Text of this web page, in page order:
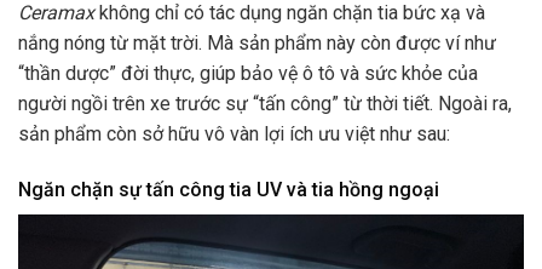
Ceramax không chỉ có tác dụng ngăn chặn tia bức xạ và
nắng nóng từ mặt trời. Mà sản phẩm này còn được ví như
“thần dược” đời thực, giúp bảo vệ ô tô và sức khỏe của
người ngồi trên xe trước sự “tấn công” từ thời tiết. Ngoài ra,
sản phẩm còn sở hữu vô vàn lợi ích ưu việt như sau:
Ngăn chặn sự tấn công tia UV và tia hồng ngoại